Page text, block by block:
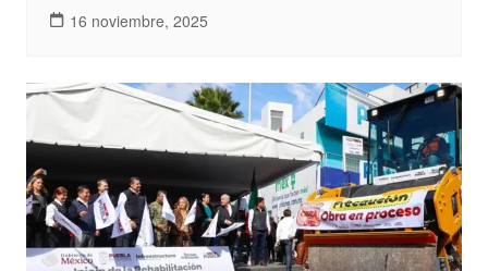
16 noviembre, 2025